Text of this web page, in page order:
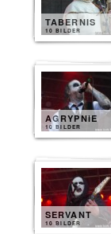
TABERNIS
10 BILDER
AGRYPNIE
10 BILDER
SERVANT
10 BILDER